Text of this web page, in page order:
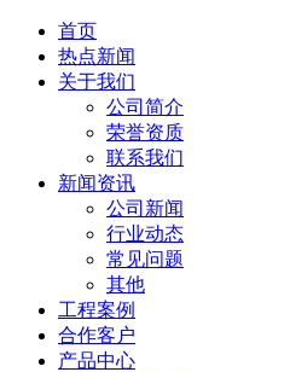
首页
热点新闻
关于我们
公司简介
荣誉资质
联系我们
新闻资讯
公司新闻
行业动态
常见问题
其他
工程案例
合作客户
产品中心